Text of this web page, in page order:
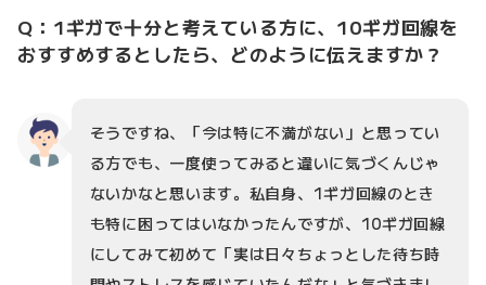
Q：1ギガで十分と考えている方に、10ギガ回線を
おすすめするとしたら、どのように伝えますか？
そうですね、「今は特に不満がない」と思ってい
る方でも、一度使ってみると違いに気づくんじゃ
ないかなと思います。私自身、1ギガ回線のとき
も特に困ってはいなかったんですが、10ギガ回線
にしてみて初めて「実は日々ちょっとした待ち時